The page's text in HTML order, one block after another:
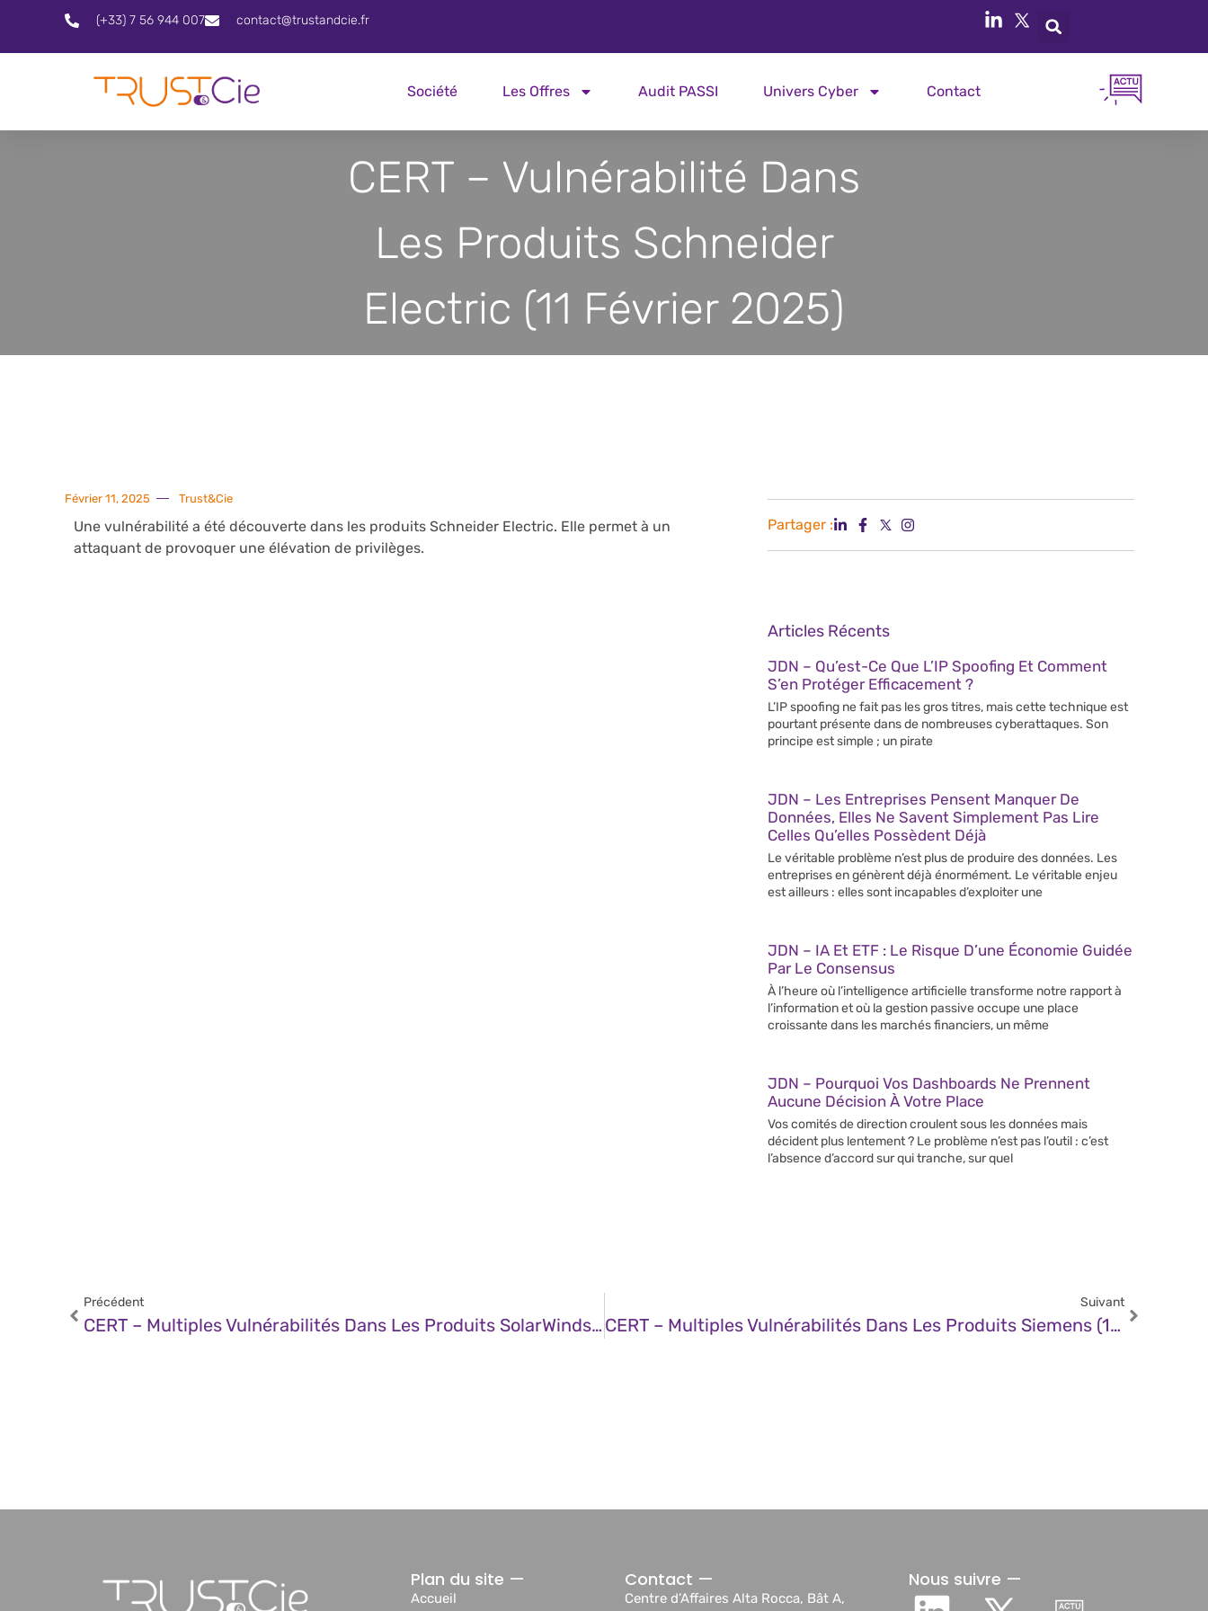
(+33) 7 56 944 007 contact@trustandcie.fr
Société Les Offres Audit PASSI Univers Cyber Contact
CERT – Vulnérabilité Dans
Les Produits Schneider
Electric (11 Février 2025)
Février 11, 2025 Trust&Cie
Une vulnérabilité a été découverte dans les produits Schneider Electric. Elle permet à un
attaquant de provoquer une élévation de privilèges.
Partager :
Articles Récents
JDN – Qu’est-Ce Que L’IP Spoofing Et Comment
S’en Protéger Efficacement ?
L’IP spoofing ne fait pas les gros titres, mais cette technique est
pourtant présente dans de nombreuses cyberattaques. Son
principe est simple ; un pirate
JDN – Les Entreprises Pensent Manquer De
Données, Elles Ne Savent Simplement Pas Lire
Celles Qu’elles Possèdent Déjà
Le véritable problème n’est plus de produire des données. Les
entreprises en génèrent déjà énormément. Le véritable enjeu
est ailleurs : elles sont incapables d’exploiter une
JDN – IA Et ETF : Le Risque D’une Économie Guidée
Par Le Consensus
À l’heure où l’intelligence artificielle transforme notre rapport à
l’information et où la gestion passive occupe une place
croissante dans les marchés financiers, un même
JDN – Pourquoi Vos Dashboards Ne Prennent
Aucune Décision À Votre Place
Vos comités de direction croulent sous les données mais
décident plus lentement ? Le problème n’est pas l’outil : c’est
l’absence d’accord sur qui tranche, sur quel
Précédent
CERT – Multiples Vulnérabilités Dans Les Produits SolarWinds (11 Février 2025)
Suivant
CERT – Multiples Vulnérabilités Dans Les Produits Siemens (11 Février 2025)
Plan du site —
Accueil
Contact —
Centre d’Affaires Alta Rocca, Bât A,
Nous suivre —